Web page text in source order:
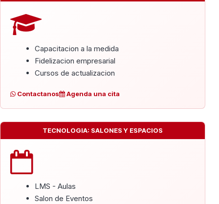
Capacitacion a la medida
Fidelizacion empresarial
Cursos de actualizacion
Contactanos Agenda una cita
TECNOLOGIA: SALONES Y ESPACIOS
LMS - Aulas
Salon de Eventos